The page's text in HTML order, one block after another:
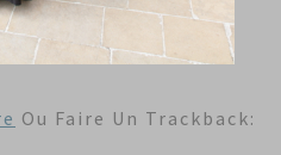
Ou Faire Un Trackback: